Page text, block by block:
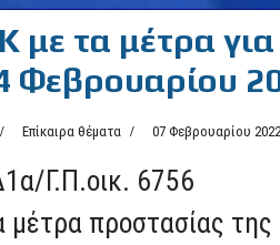
με τα μέτρα
Φεβρουαρίου
Επίκαιρα θέματα 07 Φεβρουαρίου 2022
Γ.Π.οικ. 6756
προστασίας της